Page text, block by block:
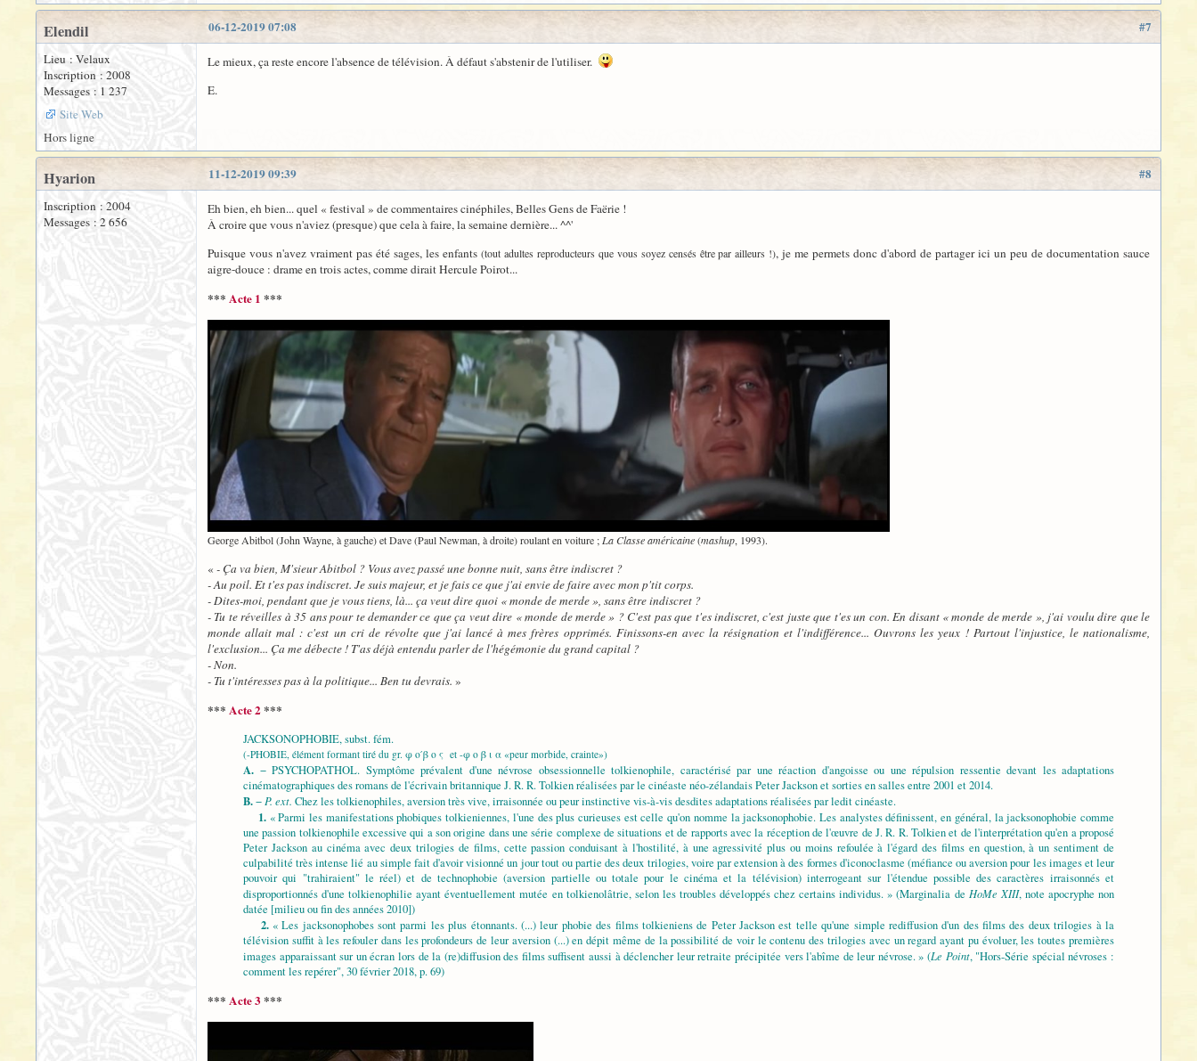
#7
06-12-2019 07:08
Elendil
Lieu : Velaux
Inscription : 2008
Messages : 1 237
Site Web
Le mieux, ça reste encore l'absence de télévision. À défaut s'abstenir de l'utiliser.
E.
Hors ligne
#8
11-12-2019 09:39
Hyarion
Inscription : 2004
Messages : 2 656
Eh bien, eh bien... quel « festival » de commentaires cinéphiles, Belles Gens de Faërie !
À croire que vous n'aviez (presque) que cela à faire, la semaine dernière... ^^'
Puisque vous n'avez vraiment pas été sages, les enfants (tout adultes reproducteurs que vous soyez censés être par ailleurs !), je me permets donc d'abord de partager ici un peu de documentation sauce
aigre-douce : drame en trois actes, comme dirait Hercule Poirot...
*** Acte 1 ***
George Abitbol (John Wayne, à gauche) et Dave (Paul Newman, à droite) roulant en voiture ;La Classe américaine(mashup, 1993).
« - Ça va bien, M'sieur Abitbol ? Vous avez passé une bonne nuit, sans être indiscret ?
- Au poil. Et t'es pas indiscret. Je suis majeur, et je fais ce que j'ai envie de faire avec mon p'tit corps.
- Dites-moi, pendant que je vous tiens, là... ça veut dire quoi « monde de merde », sans être indiscret ?
- Tu te réveilles à 35 ans pour te demander ce que ça veut dire « monde de merde » ? C'est pas que t'es indiscret, c'est juste que t'es un con. En disant « monde de merde », j'ai voulu dire que le
monde allait mal : c'est un cri de révolte que j'ai lancé à mes frères opprimés. Finissons-en avec la résignation et l'indifférence... Ouvrons les yeux ! Partout l'injustice, le nationalisme,
l'exclusion... Ça me débecte ! T'as déjà entendu parler de l'hégémonie du grand capital ?
- Non.
- Tu t'intéresses pas à la politique... Ben tu devrais. »
*** Acte 2***
JACKSONOPHOBIE, subst. fém.
(-PHOBIE, élément formant tiré du gr. φ ο ́β ο ς et -φ ο β ι α «peur morbide, crainte»)
A. − PSYCHOPATHOL. Symptôme prévalent d'une névrose obsessionnelle tolkienophile, caractérisé par une réaction d'angoisse ou une répulsion ressentie devant les adaptations
cinématographiques des romans de l'écrivain britannique J. R. R. Tolkien réalisées par le cinéaste néo-zélandais Peter Jackson et sorties en salles entre 2001 et 2014.
B.− P. ext. Chez les tolkienophiles, aversion très vive, irraisonnée ou peur instinctive vis-à-vis desdites adaptations réalisées par ledit cinéaste.
1.« Parmi les manifestations phobiques tolkieniennes, l'une des plus curieuses est celle qu'on nomme la jacksonophobie. Les analystes définissent, en général, la jacksonophobie comme
une passion tolkienophile excessive qui a son origine dans une série complexe de situations et de rapports avec la réception de l'œuvre de J. R. R. Tolkien et de l'interprétation qu'en a proposé
Peter Jackson au cinéma avec deux trilogies de films, cette passion conduisant à l'hostilité, à une agressivité plus ou moins refoulée à l'égard des films en question, à un sentiment de
culpabilité très intense lié au simple fait d'avoir visionné un jour tout ou partie des deux trilogies, voire par extension à des formes d'iconoclasme (méfiance ou aversion pour les images et leur
pouvoir qui "trahiraient" le réel) et de technophobie (aversion partielle ou totale pour le cinéma et la télévision) interrogeant sur l'étendue possible des caractères irraisonnés et
disproportionnés d'une tolkienophilie ayant éventuellement mutée en tolkienolâtrie, selon les troubles développés chez certains individus. » (Marginalia de HoMe XIII, note apocryphe non
datée [milieu ou fin des années 2010])
2.« Les jacksonophobes sont parmi les plus étonnants. (...) leur phobie des films tolkieniens de Peter Jackson est telle qu'une simple rediffusion d'un des films des deux trilogies à la
télévision suffit à les refouler dans les profondeurs de leur aversion (...) en dépit même de la possibilité de voir le contenu des trilogies avec un regard ayant pu évoluer, les toutes premières
images apparaissant sur un écran lors de la (re)diffusion des films suffisent aussi à déclencher leur retraite précipitée vers l'abîme de leur névrose. » (Le Point, "Hors-Série spécial névroses :
comment les repérer", 30 février 2018, p. 69)
*** Acte 3 ***